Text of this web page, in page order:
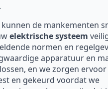
.
de mankementen
elektrische systeem
normen en
apparatuur en
en we zorgen
en gekeurd voordat we